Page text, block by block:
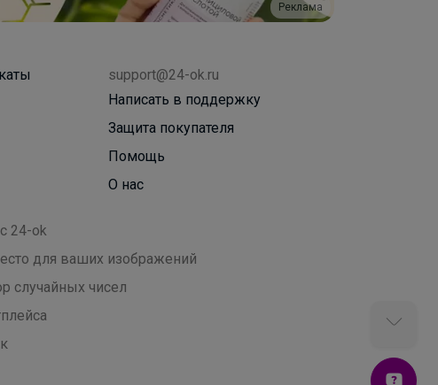
Реклама
support@24-ok.ru
Написать в поддержку
Защита покупателя
Помощь
О нас
24-ok
для ваших изображений
случайных чисел